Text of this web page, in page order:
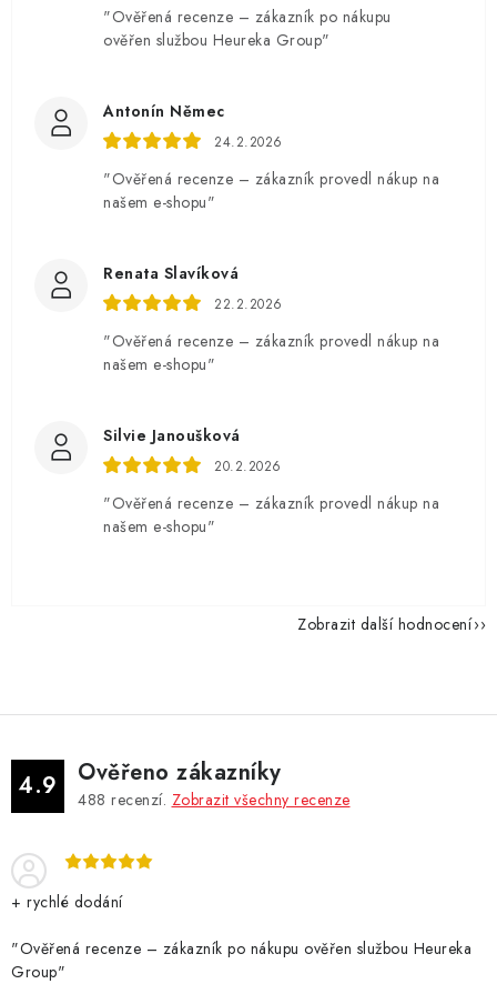
"Ověřená recenze – zákazník po nákupu
ověřen službou Heureka Group"
Antonín Němec
24.2.2026
"Ověřená recenze – zákazník provedl nákup na
našem e-shopu"
Renata Slavíková
22.2.2026
"Ověřená recenze – zákazník provedl nákup na
našem e-shopu"
Silvie Janoušková
20.2.2026
"Ověřená recenze – zákazník provedl nákup na
našem e-shopu"
Zobrazit další hodnocení
4.9 Ověřeno zákazníky
488 recenzí. Zobrazit všechny recenze
+ rychlé dodání
"Ověřená recenze – zákazník po nákupu ověřen službou Heureka
Group"